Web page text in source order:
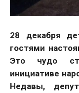
28 декабря
гостями
Это чудо
инициативе
Недавы,